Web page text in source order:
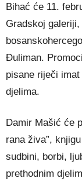
Bihać će 11.
Gradskoj
Đuliman.
pisane riječi
djelima.
Damir Mašić će
rana živa”,
sudbini, borbi,
prethodnim